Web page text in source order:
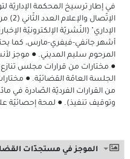
في إطار ترسيخ المحكمة
الإداري" (النّشريّة الإلكترونيّة
أشهر جانفي-فيفري-مارس، كما
المرحوم سليم المديني. ● موجز
● مختارات من قرارات مجلس
الجلسة العامّة القضائيّة. ●
من القرارات الفرديّة الصّادرة في
وتوقيف تنفيذ). ● لمحة إحصائيّة